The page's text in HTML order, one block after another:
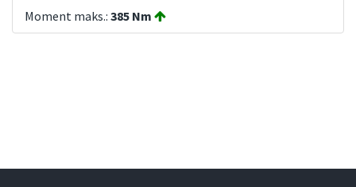
Moment maks.: 385 Nm